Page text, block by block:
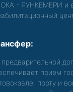
- ЯУНКЕМЕРИ и
прием
порту и